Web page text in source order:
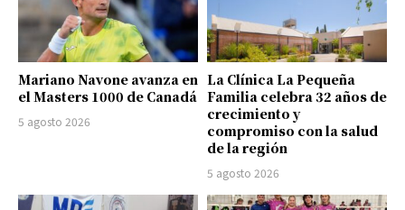
Mariano Navone avanza en
el Masters 1000 de Canadá
5 agosto 2026
La Clínica La Pequeña
Familia celebra 32 años de
crecimiento y
compromiso con la salud
de la región
5 agosto 2026